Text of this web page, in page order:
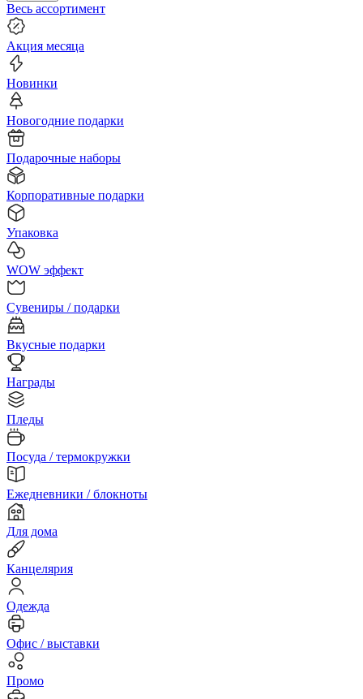
Весь ассортимент
Акция месяца
Новинки
Новогодние подарки
Подарочные наборы
Корпоративные подарки
Упаковка
WOW эффект
Сувениры / подарки
Вкусные подарки
Награды
Пледы
Посуда / термокружки
Ежедневники / блокноты
Для дома
Канцелярия
Одежда
Офис / выставки
Промо